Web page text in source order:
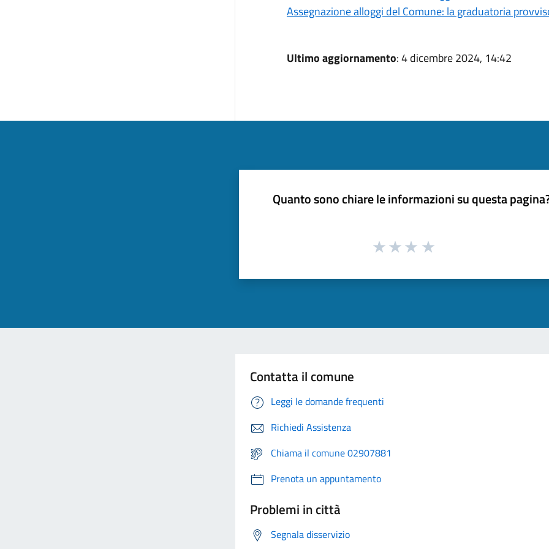
Assegnazione alloggi del Comune: la graduatoria
Ultimo aggiornamento: 4 dicembre 2024, 14:42
Quanto sono chiare le informazioni su questa
Contatta il comune
Leggi le domande frequenti
Richiedi Assistenza
Chiama il comune 02907881
Prenota un appuntamento
Problemi in città
Segnala disservizio